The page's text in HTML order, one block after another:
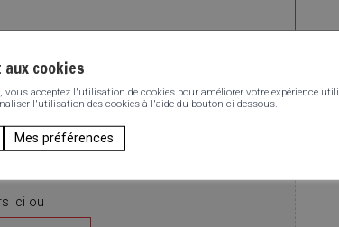
à nous poser ? Posez-la.
ici ou
cookies
acceptez l'utilisation de cookies pour améliorer votre expérience
l'utilisation des cookies à l'aide du bouton ci-dessous.
Mes préférences